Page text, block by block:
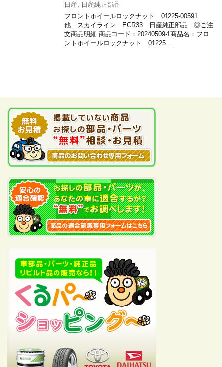
日産
日産純正部品
フロントホイールロックナット 01225-00591
他 スカイライン ECR33 日産純正部品 ◎ご注
文商品明細 商品コード：20240509-1商品名：フロ
ントホイールロックナット 01225 …